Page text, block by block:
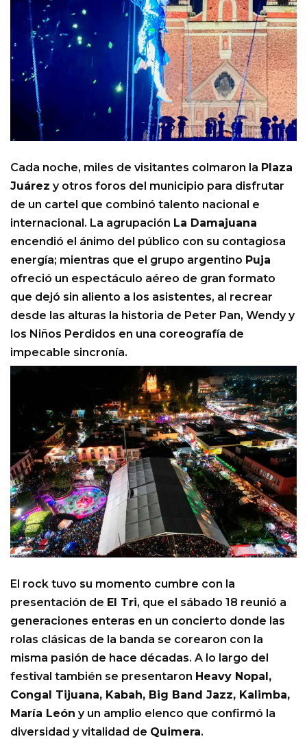
Cada noche, miles de visitantes colmaron la Plaza
Juárez y otros foros del municipio para disfrutar
de un cartel que combinó talento nacional e
internacional. La agrupación La Damajuana
encendió el ánimo del público con su contagiosa
energía; mientras que el grupo argentino Puja
ofreció un espectáculo aéreo de gran formato
que dejó sin aliento a los asistentes, al recrear
desde las alturas la historia de Peter Pan, Wendy y
los Niños Perdidos en una coreografía de
impecable sincronía.
El rock tuvo su momento cumbre con la
presentación de El Tri, que el sábado 18 reunió a
generaciones enteras en un concierto donde las
rolas clásicas de la banda se corearon con la
misma pasión de hace décadas. A lo largo del
festival también se presentaron Heavy Nopal,
Congal Tijuana, Kabah, Big Band Jazz, Kalimba,
María León y un amplio elenco que confirmó la
diversidad y vitalidad de Quimera.